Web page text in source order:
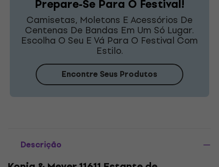
Prepare-Se Para O Festival!
Camisetas, Moletons E Acessórios De
Centenas De Bandas Em Um Só Lugar.
Escolha O Seu E Vá Para O Festival Com
Estilo.
Encontre Seus Produtos
Descrição